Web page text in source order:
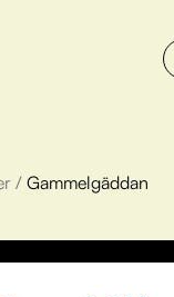
/ Gammelgäddan